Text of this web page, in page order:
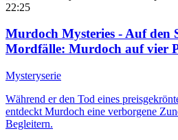
22:25
Murdoch Mysteries - Auf den
Mordfälle: Murdoch auf vier
Mysteryserie
Während er den Tod eines
entdeckt Murdoch eine verborgene
Begleitern.